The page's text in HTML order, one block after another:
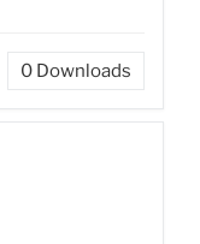
0 Downloads